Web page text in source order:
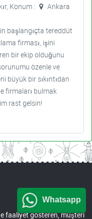
Konum :
Ankara
başlangıçta tereddüt
firması, işini
bir ekip olduğunu
özenle ve
büyük bir sıkıntıdan
firmaları bulmak
rast gelsin!
faaliyet gösteren, müşteri
Whatsapp